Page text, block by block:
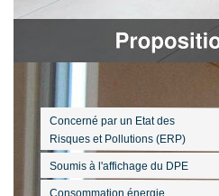
Diagnostics
Concerné par un Etat des
Risques et Pollutions (ERP)
Soumis à l'affichage du DPE
Consommation énergie